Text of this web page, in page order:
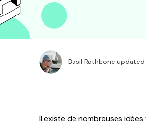
Basil Rathbone
Il existe de nombreuses